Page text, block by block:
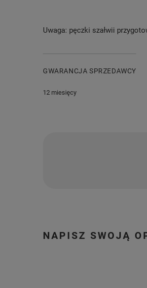
Uwaga: pęczki szałwii
GWARANCJA SPRZEDAWCY
12 miesięcy
NAPISZ SWOJĄ